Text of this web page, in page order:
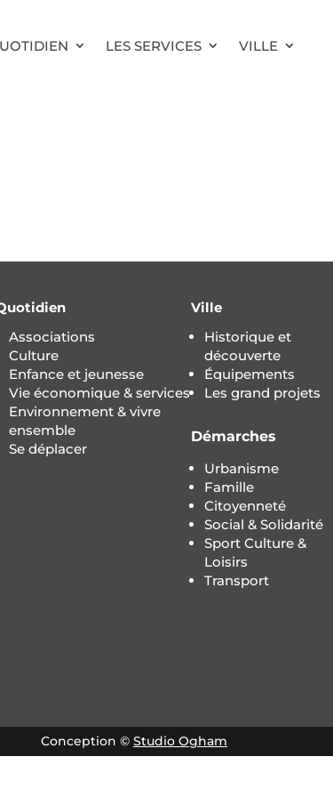
LES SERVICES VILLE
Associations
Culture
Enfance et jeunesse
Vie économique & services
Environnement & vivre
ensemble
Se déplacer
Ville
Historique et
découverte
Équipements
Les grand projets
Démarches
Urbanisme
Famille
Citoyenneté
Social & Solidarité
Sport Culture &
Loisirs
Transport
Conception © Studio Ogham